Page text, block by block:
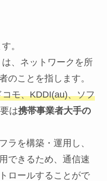
。
、ネットワークを所
のことを指します。
コモ、KDDI(au)、ソフ
は携帯事業者大手の
ラを構築・運用し、
できるため、通信速
ロールすることがで